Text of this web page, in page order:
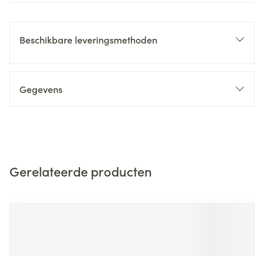
Beschikbare leveringsmethoden
Gegevens
Gerelateerde producten